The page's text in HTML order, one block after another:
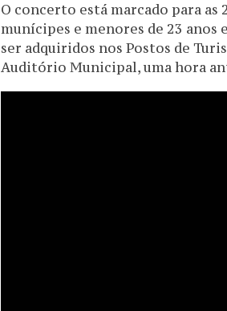
O concerto está marcado para
munícipes e menores de 23 anos
ser adquiridos nos Postos de
Auditório Municipal, uma hora